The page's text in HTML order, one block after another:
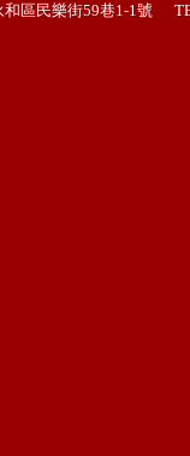
區民樂街59巷1-1號